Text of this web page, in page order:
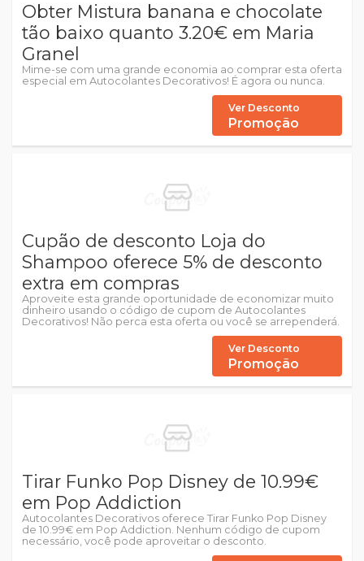
Obter Mistura banana e chocolate
tão baixo quanto 3.20€ em Maria
Granel
Mime-se com uma grande economia ao comprar esta oferta
especial em Autocolantes Decorativos! É agora ou nunca.
Ver Desconto
Promoção
Cupão de desconto Loja do
Shampoo oferece 5% de desconto
extra em compras
Aproveite esta grande oportunidade de economizar muito
dinheiro usando o código de cupom de Autocolantes
Decorativos! Não perca esta oferta ou você se arrependerá.
Ver Desconto
Promoção
Tirar Funko Pop Disney de 10.99€
em Pop Addiction
Autocolantes Decorativos oferece Tirar Funko Pop Disney
de 10.99€ em Pop Addiction. Nenhum código de cupom
necessário, você pode aproveitar o desconto.